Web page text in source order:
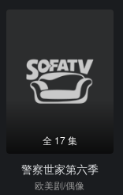
全 17 集
警察世家第六季
欧美剧/偶像